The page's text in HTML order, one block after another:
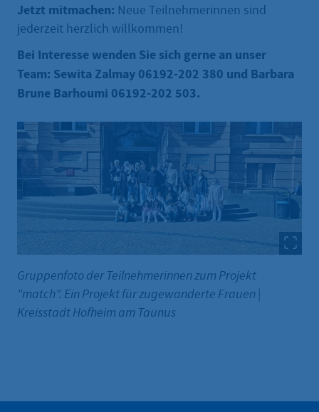
Jetzt mitmachen: Neue Teilnehmerinnen sind
jederzeit herzlich willkommen!
Bei Interesse wenden Sie sich gerne an unser
Team: Sewita Zalmay 06192-202 380 und Barbara
Brune Barhoumi 06192-202 503.
Gruppenfoto der Teilnehmerinnen zum Projekt
"match". Ein Projekt für zugewanderte Frauen
Kreisstadt Hofheim am Taunus